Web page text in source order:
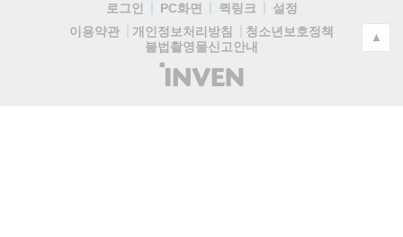
로그인 PC화면 퀵링크
설정
이용약관
개인정보처리방침
청소년보호정책
불법촬영물신고안내
(주)
인
▲